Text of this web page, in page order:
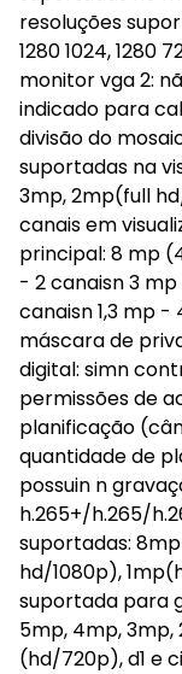
resoluções
1280 1024, 1280
monitor vga 2:
indicado para
divisão do
suportadas na
3mp, 2mp(full
canais em
principal: 8 mp
- 2 canaisn 3
canaisn 1,3 mp
máscara de
digital: simn
permissões de
planificação
quantidade de
possuin n
h.265+/h.265/
suportadas:
hd/1080p),
suportada para
5mp, 4mp, 3mp,
(hd/720p), d1 e